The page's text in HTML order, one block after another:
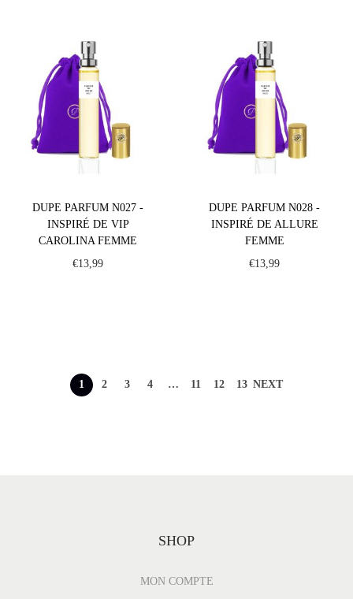
DUPE PARFUM N027 -
INSPIRÉ DE VIP
CAROLINA FEMME
€13,99
DUPE PARFUM N028 -
INSPIRÉ DE ALLURE
FEMME
€13,99
1 2 3 4 … 11 12 13 NEXT
SHOP
MON COMPTE